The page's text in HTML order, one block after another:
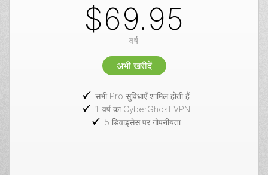
$69.95
वर्ष
अभी खरीदें
सभी Pro सुविधाएँ शामिल होती हैं
1-वर्ष का CyberGhost VPN
5 डिवाइसेस पर गोपनीयता